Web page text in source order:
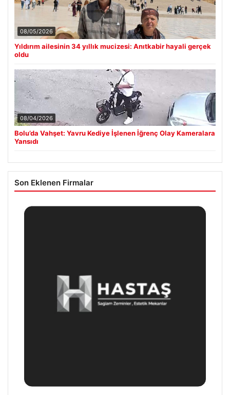
08/05/2026
Yıldırım ailesinin 34 yıllık mucizesi: Anıtkabir hayali gerçek
oldu
08/04/2026
Bolu’da Vahşet: Yavru Kediye İşlenen İğrenç Olay Kameralara
Yansıdı
Son Eklenen Firmalar